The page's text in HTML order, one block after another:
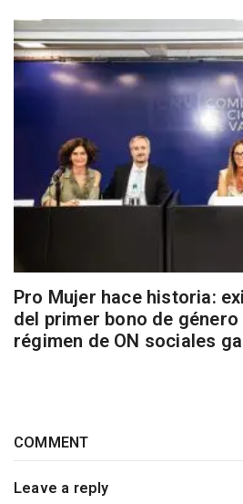
Pro Mujer hace historia:
del primer bono de género
régimen de ON sociales
COMMENT
Leave a reply